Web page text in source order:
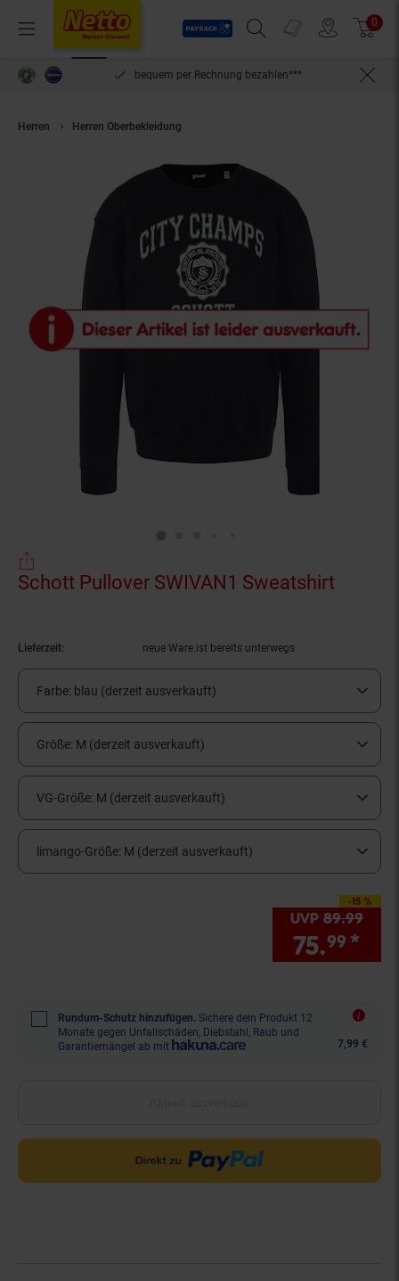
Menü
Payback
Suchfeld einblenden
Prospekte 0
bequem per Rechnung bezahlen***
Herren Herren Oberbekleidung
Schott Pullover SWIVAN1 Sweatshirt
Lieferzeit: neue Ware ist bereits unterwegs
Farbe: blau (derzeit ausverkauft)
Größe: M (derzeit ausverkauft)
VG-Größe: M (derzeit ausverkauft)
limango-Größe: M (derzeit ausverkauft)
-15 %
Sie Sparen 15
UVP 89.99
75.99 *
Rundum-Schutz hinzufügen. Sichere dein Produkt 12
Monate gegen Unfallschäden, Diebstahl, Raub und
Garantiemängel ab mit
7,99 €